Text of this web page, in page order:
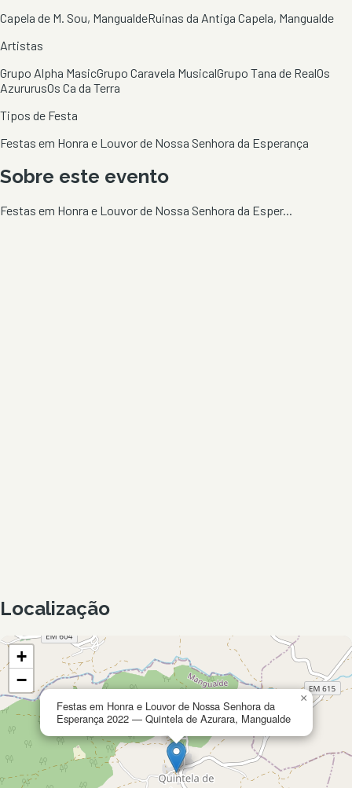
Capela de M. Sou, MangualdeRuinas da Antiga Capela, Mangualde
Artistas
Grupo Alpha MasicGrupo Caravela MusicalGrupo Tana de RealOs
AzururusOs Ca da Terra
Tipos de Festa
Festas em Honra e Louvor de Nossa Senhora da Esperança
Sobre este evento
Festas em Honra e Louvor de Nossa Senhora da Esper...
Localização
Festas em Honra e Louvor de Nossa Senhora da
Esperança 2022 — Quintela de Azurara, Mangualde
×
+
−